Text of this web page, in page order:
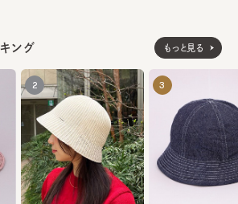
ング もっと見る
2 3